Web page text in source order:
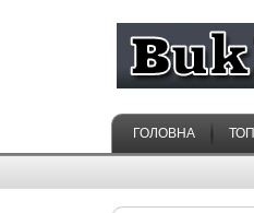
ГОЛОВНА ТОП